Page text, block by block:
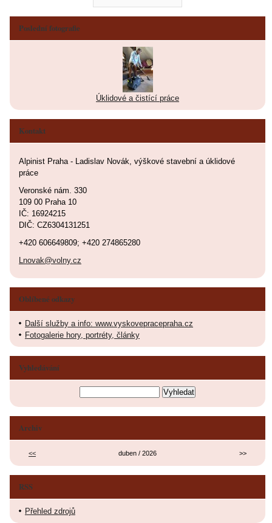
Poslední fotografie
Úklidové a čistící práce
Kontakt
Alpinist Praha - Ladislav Novák, výškové stavební a úklidové
práce
Veronské nám. 330
109 00 Praha 10
IČ: 16924215
DIČ: CZ6304131251
+420 606649809; +420 274865280
Lnovak@volny.cz
Oblíbené odkazy
Další služby a info: www.vyskovepracepraha.cz
Fotogalerie hory, portréty, články
Vyhledávání
Archiv
<< duben / 2026 >>
RSS
Přehled zdrojů